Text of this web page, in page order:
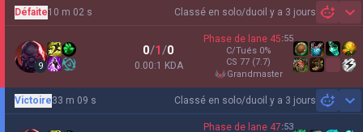
Classé en solo/duoil y a 3 jours
Défaite10 m 02 s
9
0/1/0
0.00:1 KDA
Phase de lane 45:55
C/Tués 0%
CS 77 (7.7)
grandmaster
Classé en solo/duoil y a 3 jours
Victoire33 m 09 s
Phase de lane 47:53